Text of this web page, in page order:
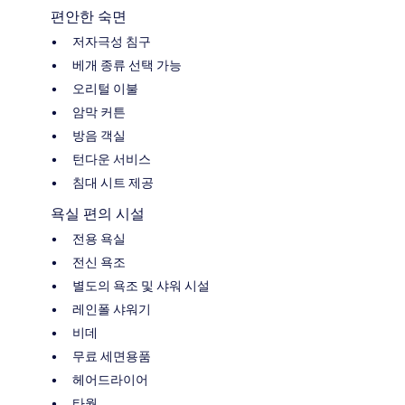
편안한 숙면
저자극성 침구
베개 종류 선택 가능
오리털 이불
암막 커튼
방음 객실
턴다운 서비스
침대 시트 제공
욕실 편의 시설
전용 욕실
전신 욕조
별도의 욕조 및 샤워 시설
레인폴 샤워기
비데
무료 세면용품
헤어드라이어